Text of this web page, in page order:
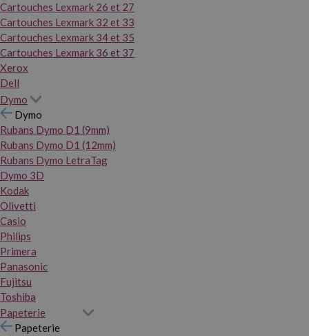
Cartouches Lexmark 26 et 27
Cartouches Lexmark 32 et 33
Cartouches Lexmark 34 et 35
Cartouches Lexmark 36 et 37
Xerox
Dell
Dymo
Dymo
Rubans Dymo D1 (9mm)
Rubans Dymo D1 (12mm)
Rubans Dymo LetraTag
Dymo 3D
Kodak
Olivetti
Casio
Philips
Primera
Panasonic
Fujitsu
Toshiba
Papeterie
Papeterie